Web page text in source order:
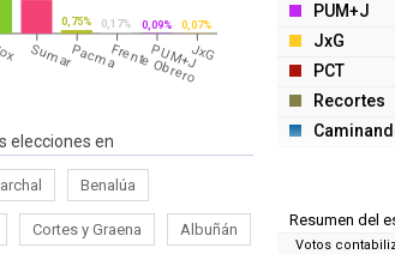
SumarPacmaFrente Obrero
PUM+JJxG
0,75% 0,17% 0,09% 0,07%
elecciones en
Benalúa
Cortes y Graena Albuñán
PUM+J
JxG
PCT
Recortes
Resumen del
Votos